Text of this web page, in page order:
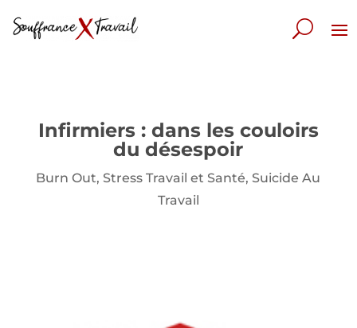
Infirmiers : dans les couloirs
du désespoir
Burn Out,Stress Travail et Santé,Suicide Au
Travail